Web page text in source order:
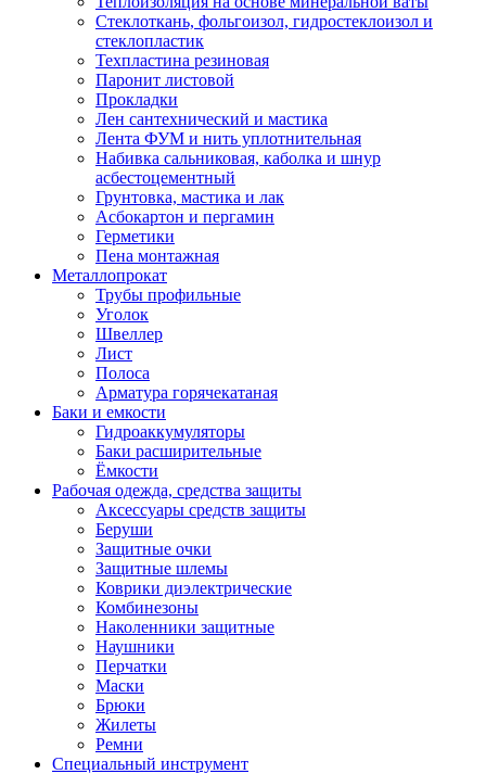
Стеклоткань, фольгоизол, гидростеклоизол и
стеклопластик
Техпластина резиновая
Паронит листовой
Прокладки
Лен сантехнический и мастика
Лента ФУМ и нить уплотнительная
Набивка сальниковая, каболка и шнур
асбестоцементный
Грунтовка, мастика и лак
Асбокартон и пергамин
Герметики
Пена монтажная
Металлопрокат
Трубы профильные
Уголок
Швеллер
Лист
Полоса
Арматура горячекатаная
Баки и емкости
Гидроаккумуляторы
Баки расширительные
Ёмкости
Рабочая одежда, средства защиты
Аксессуары средств защиты
Беруши
Защитные очки
Защитные шлемы
Коврики диэлектрические
Комбинезоны
Наколенники защитные
Наушники
Перчатки
Маски
Брюки
Жилеты
Ремни
Специальный инструмент